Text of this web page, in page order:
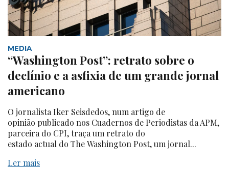
MEDIA
“Washington Post”: retrato sobre o
declínio e a asfixia de um grande jornal
americano
O jornalista Iker Seisdedos, num artigo de
opinião publicado nos Cuadernos de Periodistas da APM,
parceira do CPI, traça um retrato do
estado actual do The Washington Post, um jornal...
Ler mais